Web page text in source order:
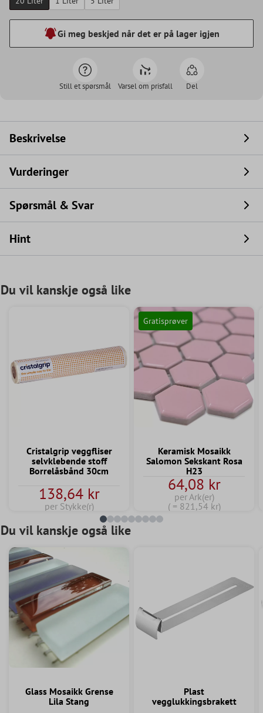
Gi meg beskjed når det er på lager igjen
Still et spørsmål Varsel om prisfall Del
Beskrivelse
Vurderinger
Spørsmål & Svar
Hint
Du vil kanskje også like
Cristalgrip veggfliser
selvklebende stoff
Borrelåsbånd 30cm
138,64 kr
per Stykke(r)
Gratisprøver
Keramisk Mosaikk
Salomon Sekskant Rosa
H23
64,08 kr
per Ark(er)
( = 821,54 kr)
Du vil kanskje også like
Glass Mosaikk Grense
Lila Stang
Plast
vegglukkingsbrakett